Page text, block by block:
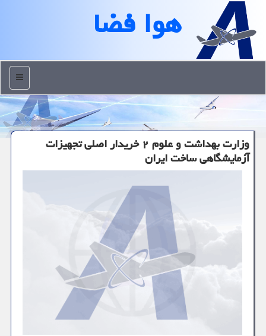
هوا فضا
منو
وزارت بهداشت و علوم ۲ خریدار اصلی تجهیزات
آزمایشگاهی ساخت ایران